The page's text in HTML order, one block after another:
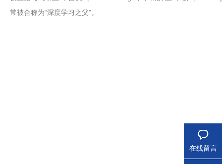
常被合称为“深度学习之父”。
在线留言